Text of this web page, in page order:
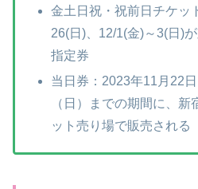
金土日祝・祝前日チケッ
26(日)、12/1(金)～3(日)
指定券
当日券：2023年11月22
（日）までの期間に、
ット売り場で販売される